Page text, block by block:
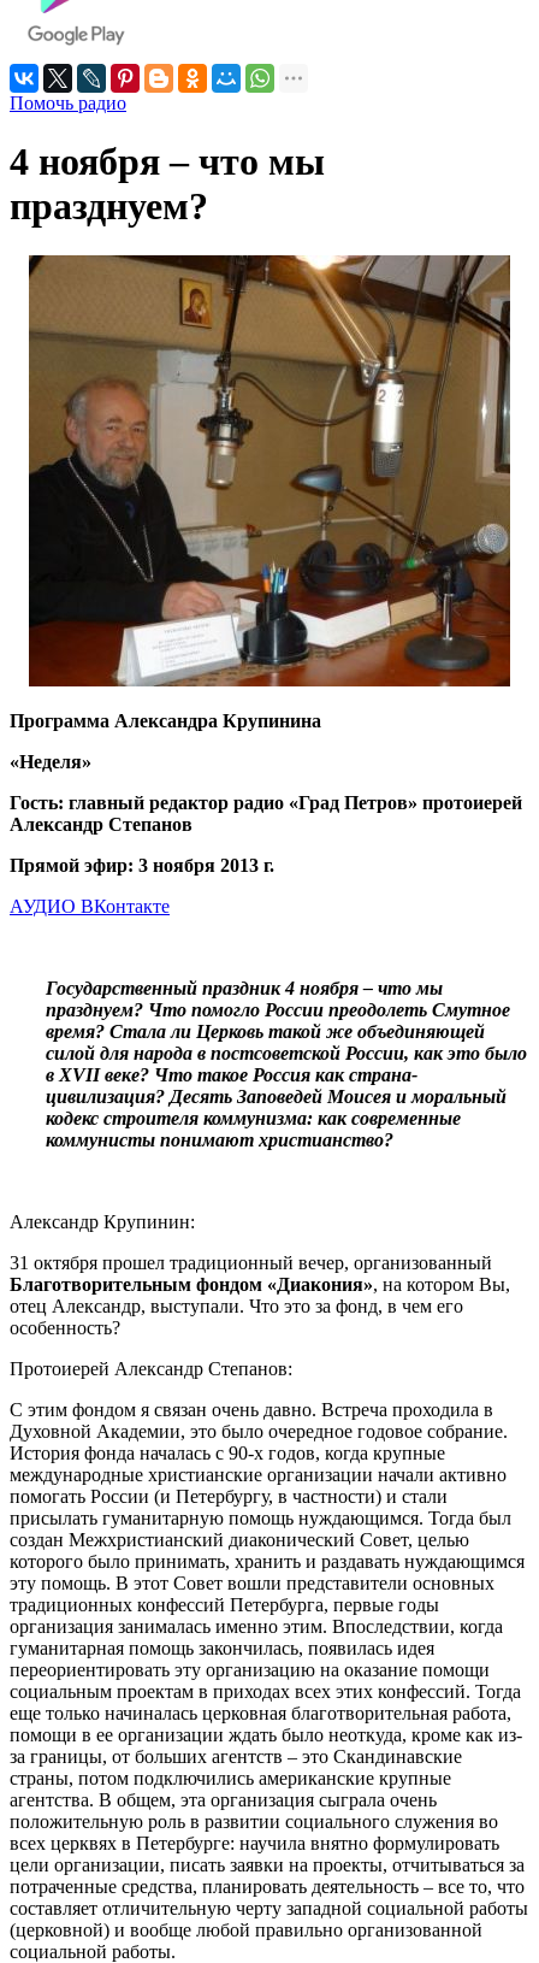
Помочь радио
4 ноября – что мы
празднуем?
Программа Александра Крупинина
«Неделя»
Гость: главный редактор радио «Град Петров» протоиерей
Александр Степанов
Прямой эфир: 3 ноября 2013 г.
АУДИО ВКонтакте
Государственный праздник 4 ноября – что мы
празднуем? Что помогло России преодолеть Смутное
время? Стала ли Церковь такой же объединяющей
силой для народа в постсоветской России, как это было
в XVII веке? Что такое Россия как страна-
цивилизация? Десять Заповедей Моисея и моральный
кодекс строителя коммунизма: как современные
коммунисты понимают христианство?
Александр Крупинин:
31 октября прошел традиционный вечер, организованный
Благотворительным фондом «Диакония», на котором Вы,
отец Александр, выступали. Что это за фонд, в чем его
особенность?
Протоиерей Александр Степанов:
С этим фондом я связан очень давно. Встреча проходила в
Духовной Академии, это было очередное годовое собрание.
История фонда началась с 90-х годов, когда крупные
международные христианские организации начали активно
помогать России (и Петербургу, в частности) и стали
присылать гуманитарную помощь нуждающимся. Тогда был
создан Межхристианский диаконический Совет, целью
которого было принимать, хранить и раздавать нуждающимся
эту помощь. В этот Совет вошли представители основных
традиционных конфессий Петербурга, первые годы
организация занималась именно этим. Впоследствии, когда
гуманитарная помощь закончилась, появилась идея
переориентировать эту организацию на оказание помощи
социальным проектам в приходах всех этих конфессий. Тогда
еще только начиналась церковная благотворительная работа,
помощи в ее организации ждать было неоткуда, кроме как из-
за границы, от больших агентств – это Скандинавские
страны, потом подключились американские крупные
агентства. В общем, эта организация сыграла очень
положительную роль в развитии социального служения во
всех церквях в Петербурге: научила внятно формулировать
цели организации, писать заявки на проекты, отчитываться за
потраченные средства, планировать деятельность – все то, что
составляет отличительную черту западной социальной работы
(церковной) и вообще любой правильно организованной
социальной работы.